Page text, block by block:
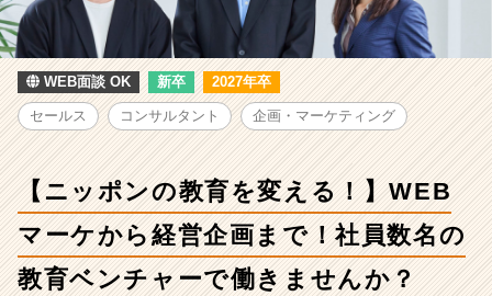
WEB
マ
ー
ケ
か
ら
企
画
ま
WEB面談 OK 新卒 2027年卒
セールス コンサルタント 企画・マーケティング
【ニッポンの教育を変える！】WEB
マーケから経営企画まで！社員数名の
教育ベンチャーで働きませんか？